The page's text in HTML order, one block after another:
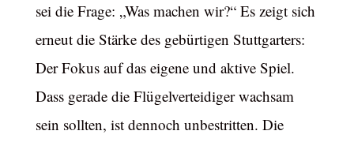
sei die Frage: „Was machen wir?“ Es zeigt sich
erneut die Stärke des gebürtigen Stuttgarters:
Der Fokus auf das eigene und aktive Spiel.
Dass gerade die Flügelverteidiger wachsam
sein sollten, ist dennoch unbestritten. Die